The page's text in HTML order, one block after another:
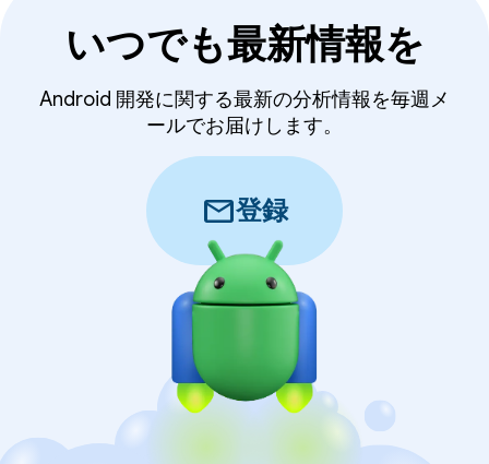
いつでも最新情報を
Android 開発に関する最新の分析情報を毎週メ
ールでお届けします。
mail登録